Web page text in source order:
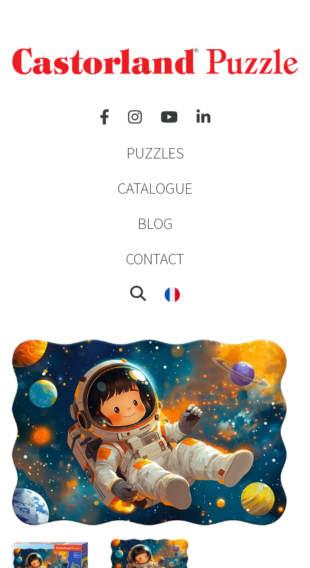
PUZZLES
CATALOGUE
BLOG
CONTACT